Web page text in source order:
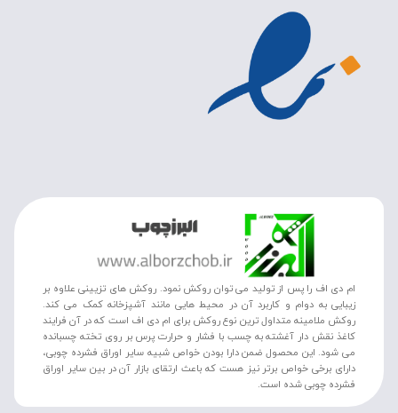
ام دی اف را پس از تولید می توان روکش نمود. روکش های تزیینی علاوه بر
زیبایی به دوام و کاربرد آن در محیط هایی مانند آشپزخانه کمک می کند.
روکش ملامینه متداول ترین نوع روکش برای ام دی اف است که در آن فرایند
کاغذ نقش دار آغشته به چسب با فشار و حرارت پرس بر روی تخته چسبانده
می شود. این محصول ضمن دارا بودن خواص شبیه سایر اوراق فشرده چوبی،
دارای برخی خواص برتر نیز هست که باعث ارتقای بازار آن در بین سایر اوراق
فشرده چوبی شده است.